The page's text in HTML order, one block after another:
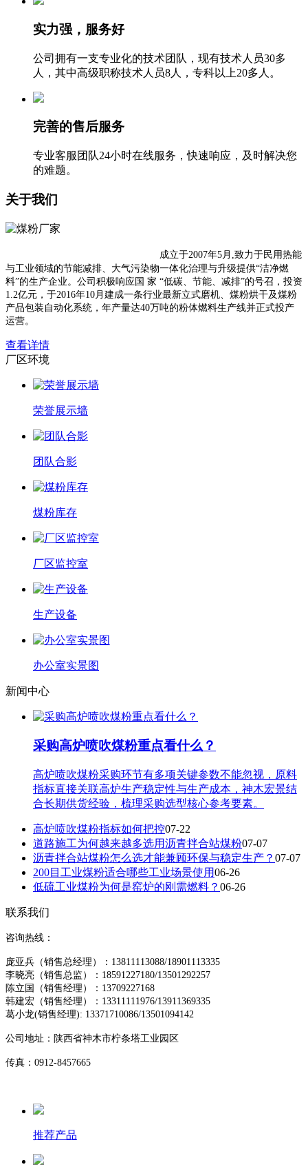
实力强，服务好
公司拥有一支专业化的技术团队，现有技术人员30多
人，其中高级职称技术人员8人，专科以上20多人。
完善的售后服务
专业客服团队24小时在线服务，快速响应，及时解决您
的难题。
关于我们
成立于2007年5月,致力于民用热能
与工业领域的节能减排、大气污染物一体化治理与升级提供“洁净燃
料”的生产企业。公司积极响应国 家 “低碳、节能、减排”的号召，投资
1.2亿元，于2016年10月建成一条行业最新立式磨机、煤粉烘干及煤粉
产品包装自动化系统，年产量达40万吨的粉体燃料生产线并正式投产
运营。
查看详情
厂区环境
荣誉展示墙
团队合影
煤粉库存
厂区监控室
生产设备
办公室实景图
新闻中心
采购高炉喷吹煤粉重点看什么？
高炉喷吹煤粉采购环节有多项关键参数不能忽视，原料
指标直接关联高炉生产稳定性与生产成本，神木宏景结
合长期供货经验，梳理采购选型核心参考要素。
高炉喷吹煤粉指标如何把控07-22
道路施工为何越来越多选用沥青拌合站煤粉07-07
沥青拌合站煤粉怎么选才能兼顾环保与稳定生产？ 07-07
200目工业煤粉适合哪些工业场景使用06-26
低硫工业煤粉为何是窑炉的刚需燃料？ 06-26
联系我们
咨询热线：
庞亚兵（销售总经理）：13811113088/18901113335
李晓亮（销售总监）：18591227180/13501292257
陈立国（销售经理）：13709227168
韩建宏（销售经理）：13311111976/13911369335
葛小龙(销售经理): 13371710086/13501094142
公司地址： 陕西省神木市柠条塔工业园区
传真：0912-8457665
推荐产品